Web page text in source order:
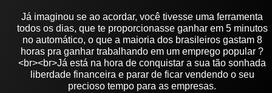
Já imaginou se ao acordar, você tivesse uma ferramenta
todos os dias, que te proporcionasse ganhar em 5 minutos
no automático, o que a maioria dos brasileiros gastam 8
horas pra ganhar trabalhando em um emprego popular ?
<br><br>Já está na hora de conquistar a sua tão sonhada
liberdade financeira e parar de ficar vendendo o seu
precioso tempo para as empresas.